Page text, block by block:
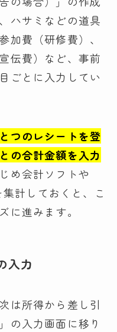
ハサミなどの道具
加費（研修費）、
伝費）など、事前
ごとに入力してい
つのレシートを登
の合計金額を入力
め会計ソフトや
計しておくと、こ
に進みます。
入力
は所得から差し引
の入力画面に移り